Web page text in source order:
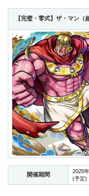
【完璧・零式】ザ・マン（
開催期間
2025
(予定)